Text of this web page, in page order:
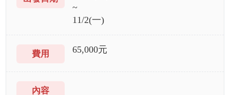
~
11/2(一)
65,000元